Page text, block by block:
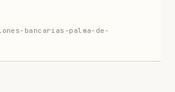
bancarias-palma-de-